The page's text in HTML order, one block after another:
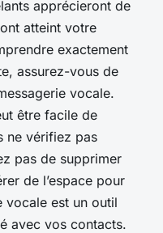
apprécieront de
atteint votre
exactement
assurez-vous de
vocale.
être facile de
ne vérifiez pas
pas de supprimer
de l’espace pour
vocale est un outil
avec vos contacts.